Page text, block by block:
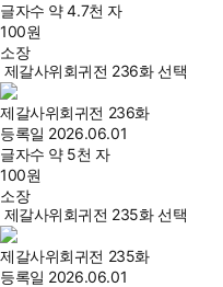
글자수 약 4.7천 자
100원
소장
제갈사위회귀전 236화 선택
제갈사위회귀전 236화
등록일 2026.06.01
글자수 약 5천 자
100원
소장
제갈사위회귀전 235화 선택
제갈사위회귀전 235화
등록일 2026.06.01